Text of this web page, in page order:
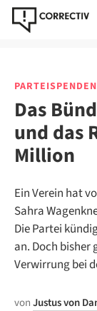
PARTEISPENDEN
Das
und das
Million
Ein Verein hat
Sahra
Die Partei
an. Doch bisher
Verwirrung bei
vonJustus von